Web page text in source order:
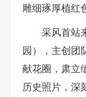
雕细琢厚植红
采风首站
园），主创团
献花圈，肃立
历史照片，深